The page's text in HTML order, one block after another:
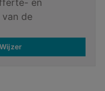
de